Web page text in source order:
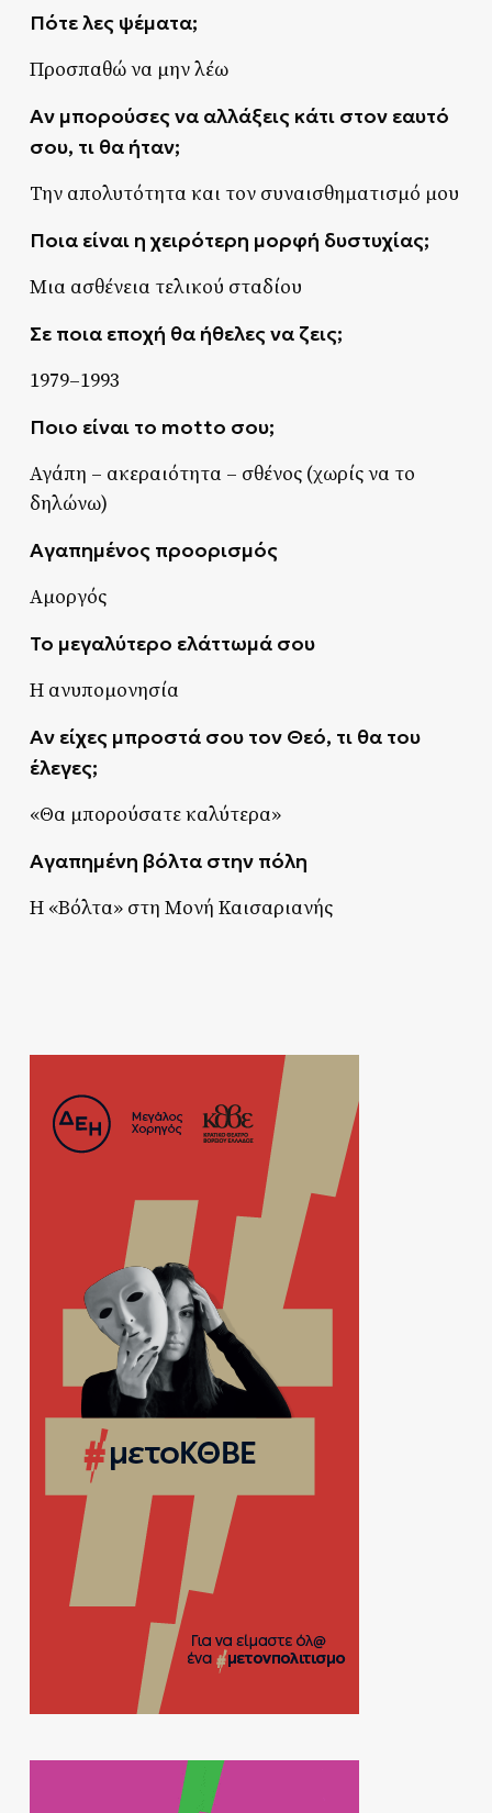
Πότε λες ψέματα;
Προσπαθώ να μην λέω
Αν μπορούσες να αλλάξεις κάτι στον εαυτό
σου, τι θα ήταν;
Την απολυτότητα και τον συναισθηματισμό μου
Ποια είναι η χειρότερη μορφή δυστυχίας;
Μια ασθένεια τελικού σταδίου
Σε ποια εποχή θα ήθελες να ζεις;
1979–1993
Ποιο είναι το motto σου;
Αγάπη – ακεραιότητα – σθένος (χωρίς να το
δηλώνω)
Αγαπημένος προορισμός
Αμοργός
Το μεγαλύτερο ελάττωμά σου
Η ανυπομονησία
Αν είχες μπροστά σου τον Θεό, τι θα του
έλεγες;
«Θα μπορούσατε καλύτερα»
Αγαπημένη βόλτα στην πόλη
Η «Βόλτα» στη Μονή Καισαριανής